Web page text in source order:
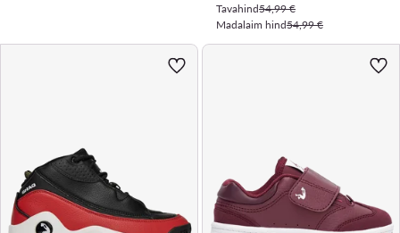
Tavahind54,99 €
Madalaim hind54,99 €